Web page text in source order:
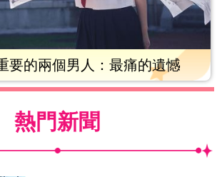
要的兩個男人：最痛的遺憾
熱門新聞